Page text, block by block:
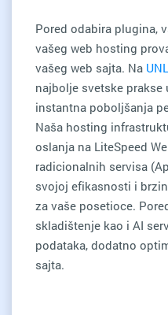
Pored odabira plugina,
vašeg web hosting
vašeg web sajta. Na
najbolje svetske
instantna poboljšanja
Naša hosting
oslanja na LiteSpeed
radicionalnih servisa
svojoj efikasnosti i
za vaše posetioce.
skladištenje kao i AI
podataka, dodatno
sajta.